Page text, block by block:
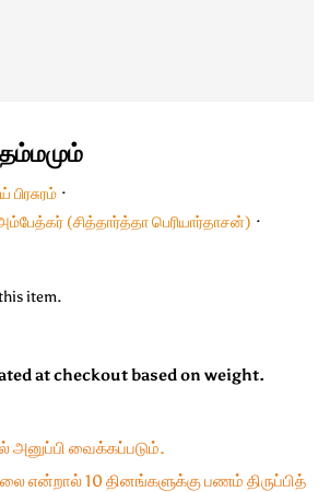
(சித்தார்த்தா பெரியார்தாசன்)
item.
at checkout based on weight.
அனுப்பி வைக்கப்படும்.
என்றால் 10 தினங்களுக்கு பணம் திருப்பித்